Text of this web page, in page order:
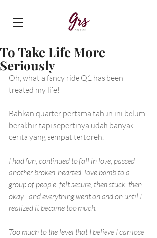
To Take Life More
Seriously
Oh, what a fancy ride Q1 has been
treated my life!
Bahkan quarter pertama tahun ini belum
berakhir tapi sepertinya udah banyak
cerita yang sempat tertoreh.
I had fun, continued to fall in love, passed
another broken-hearted, love bomb to a
group of people, felt secure, then stuck, then
okay - and everything went on and on until I
realized it became too much.
Too much to the level that I believe I can lose